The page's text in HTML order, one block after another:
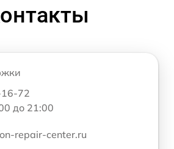
72
до 21:00
repair-center.ru